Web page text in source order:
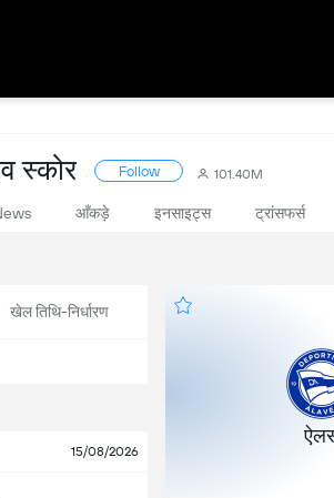
स्कोर Follow 101.40M
आँकड़े इनसाइट्स ट्रांसफर्स
खेल तिथि-निर्धारण
15/08/2026